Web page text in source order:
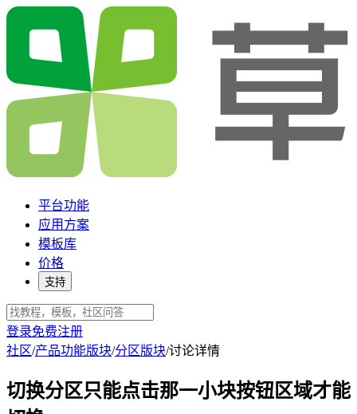
平台功能
应用方案
模板库
价格
支持
登录免费注册
社区/产品功能版块/分区版块/讨论详情
切换分区只能点击那一小块按钮区域才能